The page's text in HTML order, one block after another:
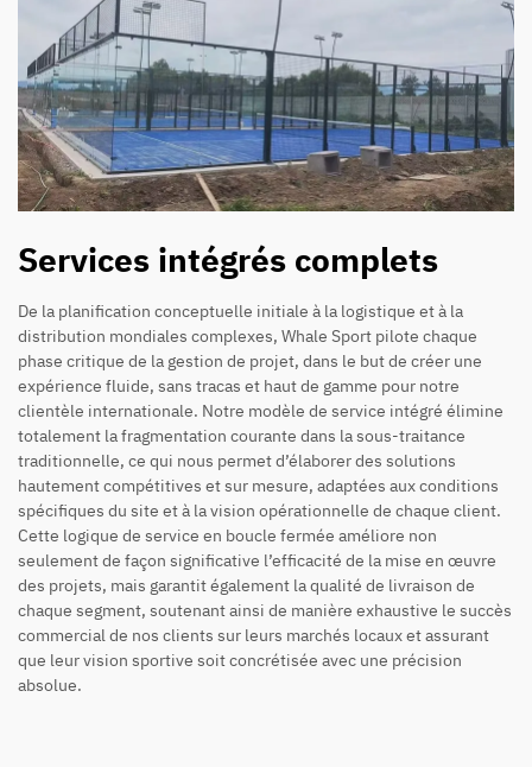
Services intégrés complets
De la planification conceptuelle initiale à la logistique et à la
distribution mondiales complexes, Whale Sport pilote chaque
phase critique de la gestion de projet, dans le but de créer une
expérience fluide, sans tracas et haut de gamme pour notre
clientèle internationale. Notre modèle de service intégré élimine
totalement la fragmentation courante dans la sous-traitance
traditionnelle, ce qui nous permet d’élaborer des solutions
hautement compétitives et sur mesure, adaptées aux conditions
spécifiques du site et à la vision opérationnelle de chaque client.
Cette logique de service en boucle fermée améliore non
seulement de façon significative l’efficacité de la mise en œuvre
des projets, mais garantit également la qualité de livraison de
chaque segment, soutenant ainsi de manière exhaustive le succès
commercial de nos clients sur leurs marchés locaux et assurant
que leur vision sportive soit concrétisée avec une précision
absolue.